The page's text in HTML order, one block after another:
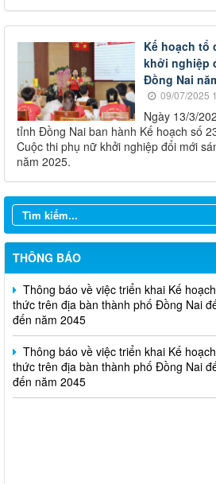
Kế hoạch tổ
khởi nghiệp
Đồng Nai
09/07/2025
Ngày 13/3/
tỉnh Đồng Nai ban hành Kế hoạch số
Cuộc thi phụ nữ khởi nghiệp đổi mới
năm 2025.
THÔNG BÁO
Thông báo Tuyển chọn tổ chức và cá
nhiệm vụ khoa học và công nghệ cấp
sách nhà nước đặt hàng thực hiện năm
Thông báo Kế hoạch mở hồ sơ tham
cá nhân chủ trì thực hiện nhiệm vụ
hiện năm 2026 (đợt 1) lần 2
Thông báo về việc triển khai Kế
thức trên địa bàn thành phố Đồng Nai
đến năm 2045
Thông báo về việc triển khai Kế
thức trên địa bàn thành phố Đồng Nai
đến năm 2045